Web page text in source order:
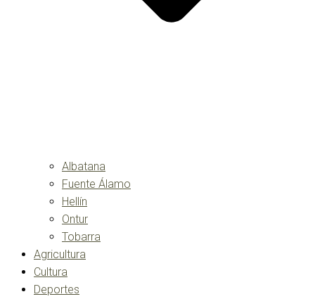
Albatana
Fuente Álamo
Hellín
Ontur
Tobarra
Agricultura
Cultura
Deportes